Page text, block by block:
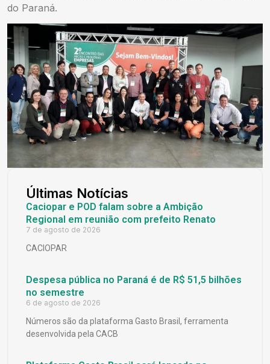
do Paraná.
Últimas Notícias
Caciopar e POD falam sobre a Ambição
Regional em reunião com prefeito Renato
7 de agosto de 2026
CACIOPAR
Despesa pública no Paraná é de R$ 51,5 bilhões
no semestre
6 de agosto de 2026
Números são da plataforma Gasto Brasil, ferramenta
desenvolvida pela CACB